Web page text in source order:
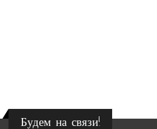
Будем на связи!